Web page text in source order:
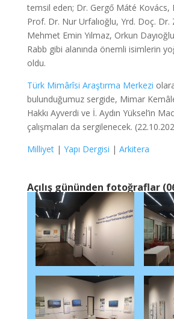
temsil eden; Dr. Gergő Máté Kovács,
Prof. Dr. Nur Urfalıoğlu, Yrd. Doç. Dr.
Mehmet Emin Yılmaz, Orkun
Rabb gibi alanında önemli isimlerin
oldu.
Türk Mimârîsi Araştırma Merkezi
bulunduğumuz sergide, Mimar
Hakkı Ayverdi ve İ. Aydın Yüksel’in
çalışmaları da sergilenecek.
Milliyet| Yapı Dergisi | Arkitera
Açılış gününden fotoğraflar